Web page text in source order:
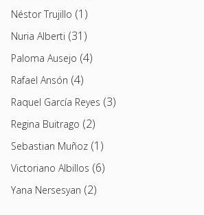
Néstor Trujillo (1)
Nuria Alberti (31)
Paloma Ausejo (4)
Rafael Ansón (4)
Raquel García Reyes (3)
Regina Buitrago (2)
Sebastian Muñoz (1)
Victoriano Albillos (6)
Yana Nersesyan (2)